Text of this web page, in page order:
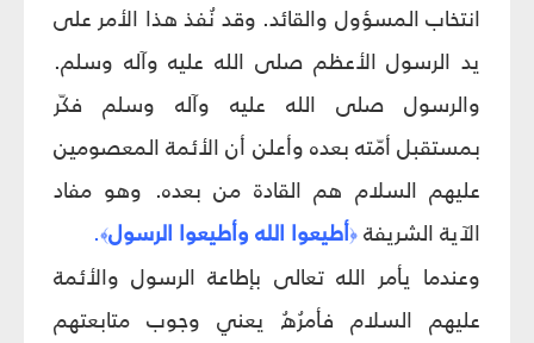
انتخاب المسؤول والقائد. وقد نُفذ هذا الأمر على
يد الرسول الأعظم صلى الله عليه وآله وسلم.
والرسول صلى الله عليه وآله وسلم فكّر
بمستقبل أمّته بعده وأعلن أن الأئمة المعصومين
عليهم السلام هم القادة من بعده. وهو مفاد
الآية الشريفة ﴿أطيعوا الله وأطيعوا الرسول﴾.
وعندما يأمر الله تعالى بإطاعة الرسول والأئمة
عليهم السلام فأمرُهُ يعني وجوب متابعتهم